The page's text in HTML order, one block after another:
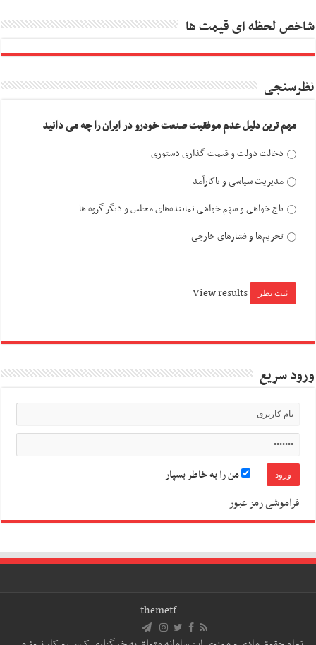
شاخص لحظه ای قیمت ها
نظرسنجی
مهم ترین دلیل عدم موفقیت صنعت خودرو در ایران را چه می دانید
دخالت دولت و قیمت گذاری دستوری
مدیریت سیاسی و ناکارآمد
باج خواهی و سهم خواهی نماینده‌های مجلس و دیگر گروه ها
تحریم‌ها و فشارهای خارجی
View results
ورود سریع
من را به خاطر بسپار
فراموشی رمز عبور
themetf